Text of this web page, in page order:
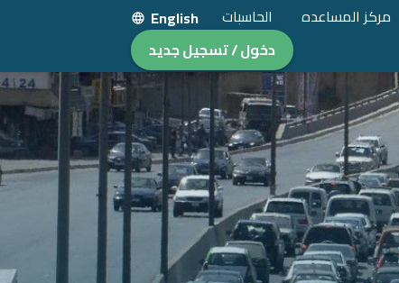
مركز المساعده الحاسبات
English
دخول / تسجيل جديد